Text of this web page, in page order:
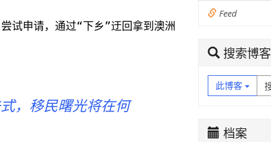
试申请，通过“下乡”迂回拿到澳洲
，移民曙光将在何
Feed
搜索博客
此博客
档案